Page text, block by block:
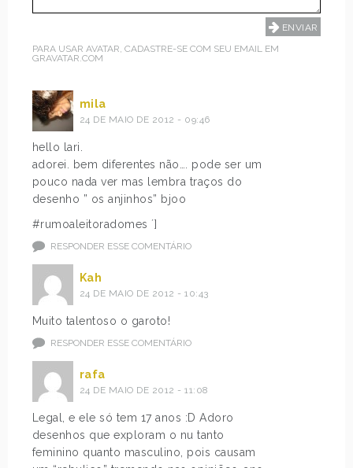
PARA USAR AVATAR, CADASTRE-SE COM SEU EMAIL EM
GRAVATAR.COM
mila
24 DE MAIO DE 2012 - 09:46
hello lari.
adorei. bem diferentes não…. pode ser um
pouco nada ver mas lembra traços do
desenho ” os anjinhos” bjoo
#rumoaleitoradomes ´]
RESPONDER ESSE COMENTÁRIO
Kah
24 DE MAIO DE 2012 - 10:43
Muito talentoso o garoto!
RESPONDER ESSE COMENTÁRIO
rafa
24 DE MAIO DE 2012 - 11:08
Legal, e ele só tem 17 anos :D Adoro
desenhos que exploram o nu tanto
feminino quanto masculino, pois causam